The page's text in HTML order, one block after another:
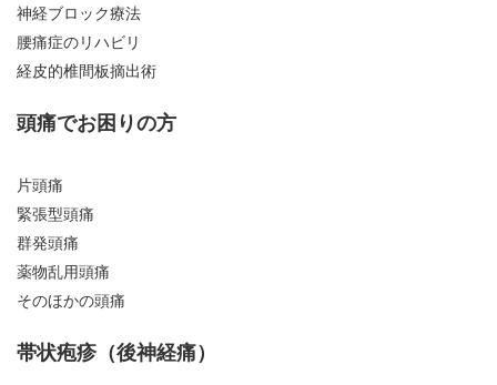
神経ブロック療法
腰痛症のリハビリ
経皮的椎間板摘出術
頭痛でお困りの方
片頭痛
緊張型頭痛
群発頭痛
薬物乱用頭痛
そのほかの頭痛
帯状疱疹（後神経痛）